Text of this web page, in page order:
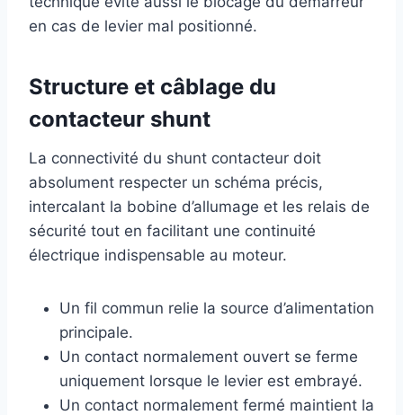
en cas de levier mal positionné.
Structure et câblage du
contacteur shunt
La connectivité du shunt contacteur doit
absolument respecter un schéma précis,
intercalant la bobine d’allumage et les relais de
sécurité tout en facilitant une continuité
électrique indispensable au moteur.
Un fil commun relie la source d’alimentation
principale.
Un contact normalement ouvert se ferme
uniquement lorsque le levier est embrayé.
Un contact normalement fermé maintient la